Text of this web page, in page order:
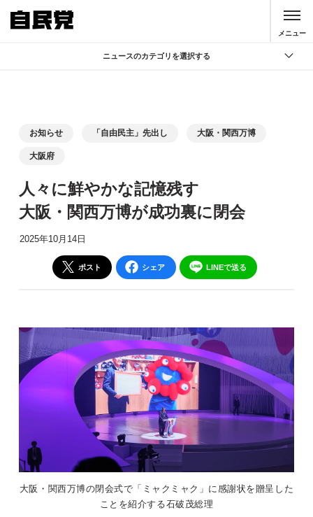
メニュー
ニュースのカテゴリを選択する
記者会見
活動局
お知らせ 「自由民主」先出し 大阪・関西万博
大阪府
人々に鮮やかな記憶残す
大阪・関西万博が成功裏に閉会
2025年10月14日
ポスト シェア LINEで送る
大阪・関西万博の閉会式で「ミャクミャク」に感謝状を贈呈した
ことを紹介する石破茂総理